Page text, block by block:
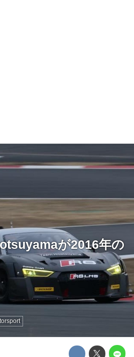
が2016年の